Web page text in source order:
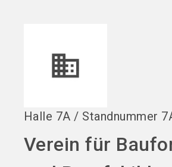
Halle 7A / Standnummer
Verein für